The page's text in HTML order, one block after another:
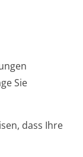
Sie
dass Ihre